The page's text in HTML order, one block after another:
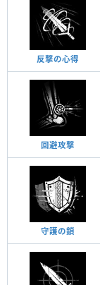
反撃の心得
回避攻撃
守護の鎖